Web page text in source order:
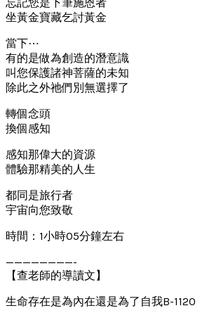
坐黃金寶藏乞討黃金
當下⋯
有的是做為創造的潛意識
叫您保護諸神菩薩的未知
除此之外祂們別無選擇了
轉個念頭
換個感知
感知那偉大的資源
體驗那精美的人生
都同是旅行者
宇宙向您致敬
時間：1小時05分鐘左右
————————-
【查老師的導讀文】
生命存在是為內在還是為了自我B-1120